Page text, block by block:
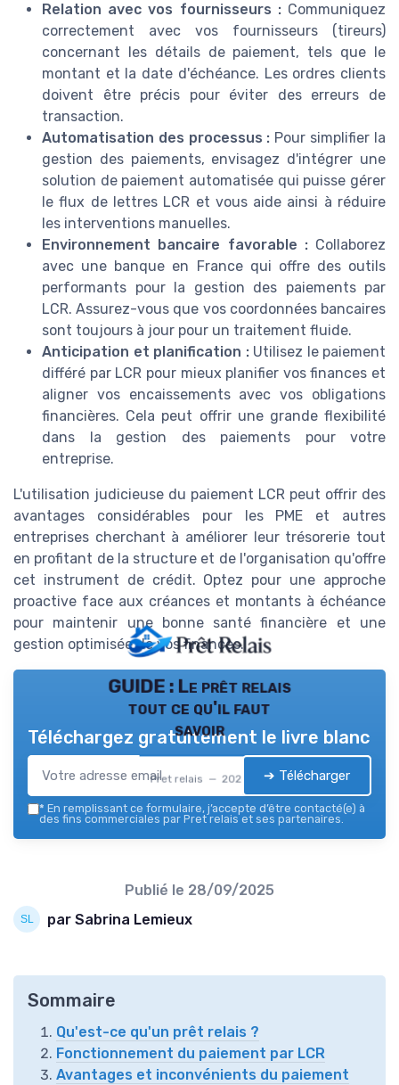
Relation avec vos fournisseurs :Communiquez
correctement avec vos fournisseurs (tireurs)
concernant les détails de paiement, tels que le
montant et la date d'échéance. Les ordres clients
doivent être précis pour éviter des erreurs de
transaction.
Automatisation des processus : Pour simplifier la
gestion des paiements, envisagez d'intégrer une
solution de paiement automatisée qui puisse gérer
le flux de lettres LCR et vous aide ainsi à réduire
les interventions manuelles.
Environnement bancaire favorable :Collaborez
avec une banque en France qui offre des outils
performants pour la gestion des paiements par
LCR. Assurez-vous que vos coordonnées bancaires
sont toujours à jour pour un traitement fluide.
Anticipation et planification :Utilisez le paiement
différé par LCR pour mieux planifier vos finances et
aligner vos encaissements avec vos obligations
financières. Cela peut offrir une grande flexibilité
dans la gestion des paiements pour votre
entreprise.
L'utilisation judicieuse du paiement LCR peut offrir des
avantages considérables pour les PME et autres
entreprises cherchant à améliorer leur trésorerie tout
en profitant de la structure et de l'organisation qu'offre
cet instrument de crédit. Optez pour une approche
proactive face aux créances et montants à échéance
pour maintenir une bonne santé financière et une
gestion optimisée de vos finances.
GUIDE : Le prêt relais
tout ce qu'il faut
savoir
Pret relais — 2026
Téléchargez gratuitement le livre blanc
➔ Télécharger
* En remplissant ce formulaire, j’accepte d’être contacté(e) à
des fins commerciales par Pret relais et ses partenaires.
Publié le 28/09/2025
par Sabrina Lemieux
Sommaire
Qu'est-ce qu'un prêt relais ?
Fonctionnement du paiement par LCR
Avantages et inconvénients du paiement